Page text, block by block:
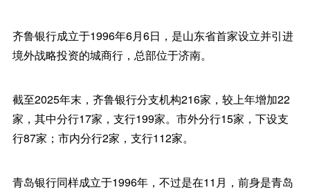
齐鲁银行成立于1996年6月6日，是山东省首家设立并引进
境外战略投资的城商行，总部位于济南。
截至2025年末，齐鲁银行分支机构216家，较上年增加22
家，其中分行17家，支行199家。市外分行15家，下设支
行87家；市内分行2家，支行112家。
青岛银行同样成立于1996年，不过是在11月，前身是青岛